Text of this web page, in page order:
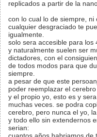
replicados a partir de la
con lo cual lo de siempre, ni
cualquier desgraciado te
igualmente.
solo sera accesible para los
y naturalmente suelen ser
dictadores, con el
de todos modos para que
siempre.
a pesar de que este
poder reemplazar el
y el propio yo, esto es y
muchas veces. se podra
cerebro, pero nunca el yo,
y todo ello sin extendernos
serian: